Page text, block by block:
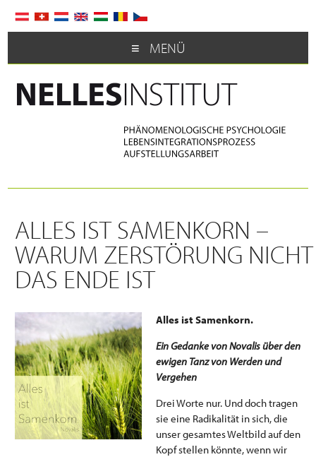
MENÜ
ALLES IST SAMENKORN –
WARUM ZERSTÖRUNG NICHT
DAS ENDE IST
Alles ist Samenkorn.
Ein Gedanke von Novalis über den
ewigen Tanz von Werden und
Vergehen
Drei Worte nur. Und doch tragen
sie eine Radikalität in sich, die
unser gesamtes Weltbild auf den
Kopf stellen könnte, wenn wir